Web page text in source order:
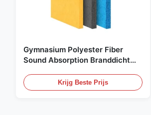
Gymnasium Polyester Fiber
Sound Absorption Branddicht
Krijg Beste Prijs